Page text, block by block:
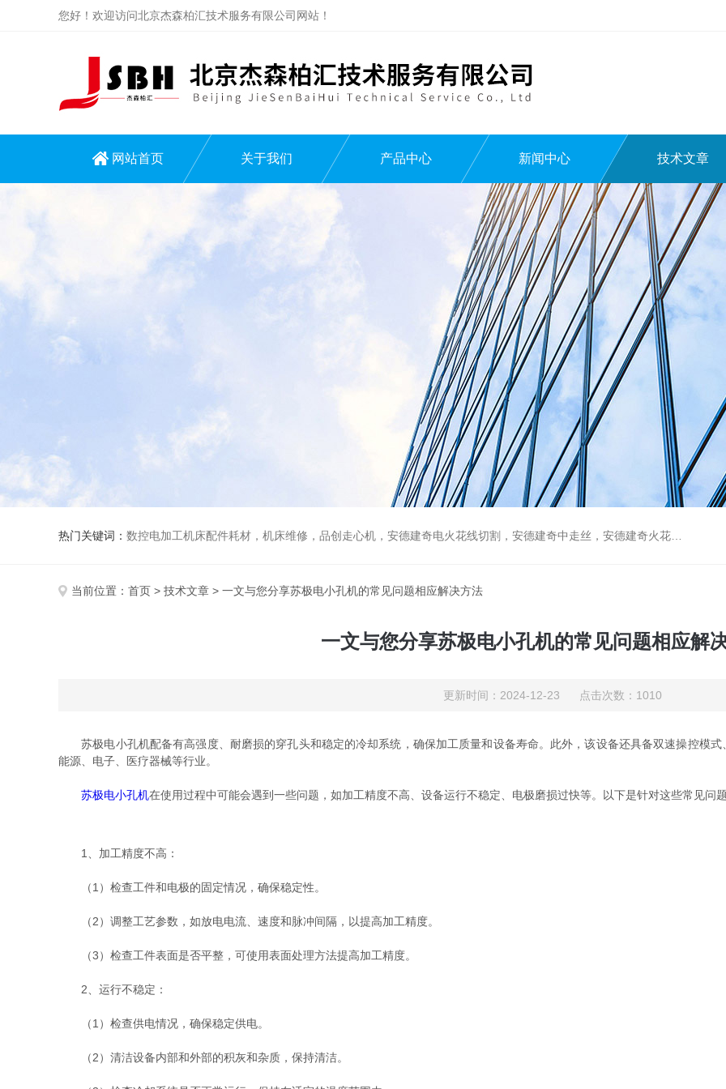
您好！欢迎访问北京杰森柏汇技术服务有限公司网站！
网站首页 关于我们 产品中心 新闻中心 技术文章
热门关键词： 数控电加工机床配件耗材，机床维修，品创走心机，安德建奇电火花线切割，安德建奇中走丝，安德建奇火花机，阿奇夏米尔慢走丝，发那科慢走丝，苏极电穿孔机，苏极电小孔机，品佳加工中心，高维火花机，汉奇
当前位置： 首页 > 技术文章 > 一文与您分享苏极电小孔机的常见问题相应解决方法
一文与您分享苏极电小孔机的常见问题相应解
更新时间：2024-12-23 点击次数：1010
苏极电小孔机配备有高强度、耐磨损的穿孔头和稳定的冷却系统，确保加工质量和设备寿命。此外，该设备还具备双速操控模
能源、电子、医疗器械等行业。
苏极电小孔机在使用过程中可能会遇到一些问题，如加工精度不高、设备运行不稳定、电极磨损过快等。以下是针对这些常见问
1、加工精度不高：
（1）检查工件和电极的固定情况，确保稳定性。
（2）调整工艺参数，如放电电流、速度和脉冲间隔，以提高加工精度。
（3）检查工件表面是否平整，可使用表面处理方法提高加工精度。
2、运行不稳定：
（1）检查供电情况，确保稳定供电。
（2）清洁设备内部和外部的积灰和杂质，保持清洁。